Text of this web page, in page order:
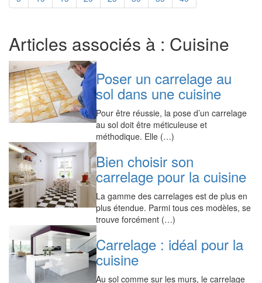
Articles associés à : Cuisine
Poser un carrelage au
sol dans une cuisine
Pour être réussie, la pose d’un carrelage
au sol doit être méticuleuse et
méthodique. Elle (…)
Bien choisir son
carrelage pour la cuisine
La gamme des carrelages est de plus en
plus étendue. Parmi tous ces modèles, se
trouve forcément (…)
Carrelage : idéal pour la
cuisine
Au sol comme sur les murs, le carrelage